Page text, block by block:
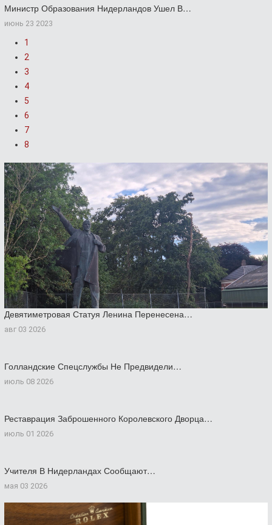
Министр Образования Нидерландов Ушел В…
июнь 23 2023
1
2
3
4
5
6
7
8
Девятиметровая Статуя Ленина Перенесена…
авг 03 2026
Голландские Спецслужбы Не Предвидели…
июль 08 2026
Реставрация Заброшенного Королевского Дворца…
июль 01 2026
Учителя В Нидерландах Сообщают…
мая 03 2026